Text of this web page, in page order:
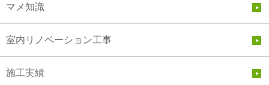
マメ知識
室内リノベーション工事
施工実績